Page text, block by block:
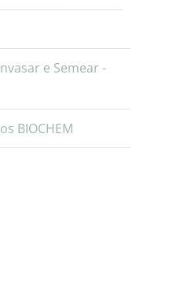
e Semear -
BIOCHEM